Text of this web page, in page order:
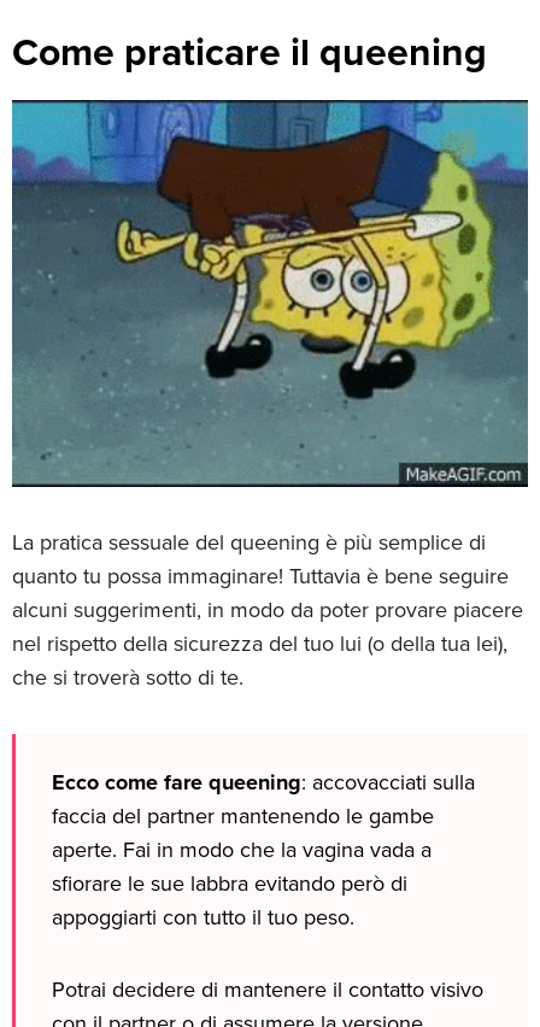
Come praticare il queening
La pratica sessuale del queening è più semplice di
quanto tu possa immaginare! Tuttavia è bene seguire
alcuni suggerimenti, in modo da poter provare piacere
nel rispetto della sicurezza del tuo lui (o della tua lei),
che si troverà sotto di te.
Ecco come fare queening: accovacciati sulla
faccia del partner mantenendo le gambe
aperte. Fai in modo che la vagina vada a
sfiorare le sue labbra evitando però di
appoggiarti con tutto il tuo peso.
Potrai decidere di mantenere il contatto visivo